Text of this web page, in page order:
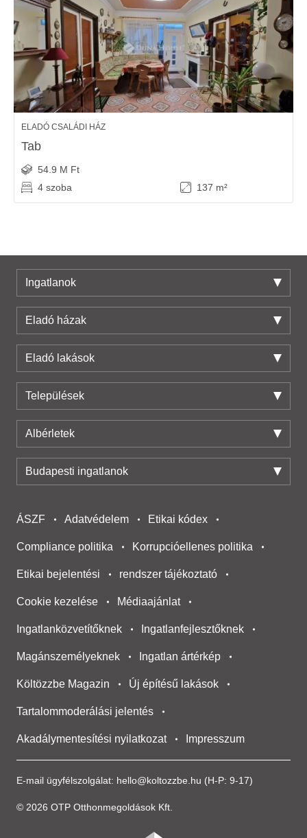
ELADÓ CSALÁDI HÁZ
Tab
54.9 M Ft
4 szoba
137 m²
Ingatlanok
Eladó házak
Eladó lakások
Települések
Albérletek
Budapesti ingatlanok
E-mail ügyfélszolgálat: hello@koltozzbe.hu (H-P: 9-17)
© 2026 OTP Otthonmegoldások Kft.
ÁSZF Adatvédelem Etikai kódex
Compliance politika Korrupcióellenes politika
Etikai bejelentési rendszer tájékoztató
Cookie kezelése Médiaajánlat
Ingatlanközvetítőknek Ingatlanfejlesztőknek
Magánszemélyeknek Ingatlan ártérkép
Költözzbe Magazin Új építésű lakások
Tartalommoderálási jelentés
Akadálymentesítési nyilatkozat Impresszum